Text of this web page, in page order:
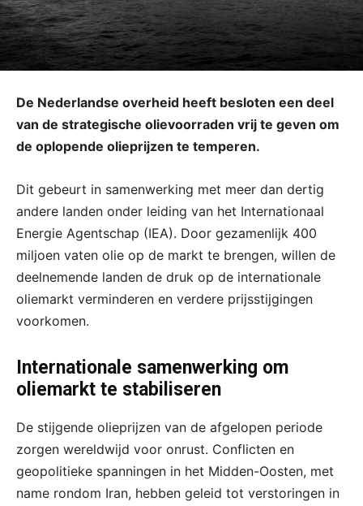
De Nederlandse overheid heeft besloten een deel
van de strategische olievoorraden vrij te geven om
de oplopende olieprijzen te temperen.
Dit gebeurt in samenwerking met meer dan dertig
andere landen onder leiding van het Internationaal
Energie Agentschap (IEA). Door gezamenlijk 400
miljoen vaten olie op de markt te brengen, willen de
deelnemende landen de druk op de internationale
oliemarkt verminderen en verdere prijsstijgingen
voorkomen.
Internationale samenwerking om
oliemarkt te stabiliseren
De stijgende olieprijzen van de afgelopen periode
zorgen wereldwijd voor onrust. Conflicten en
geopolitieke spanningen in het Midden-Oosten, met
name rondom Iran, hebben geleid tot verstoringen in